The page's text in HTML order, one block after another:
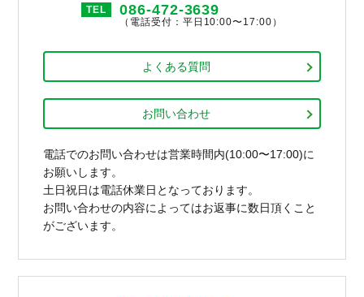
TEL 086-472-3639
（電話受付：平日10:00〜17:00）
よくある質問
お問い合わせ
電話でのお問い合わせは営業時間内(10:00〜17:00)に
お願いします。
土日祝日は電話休業日となっております。
お問い合わせの内容によってはお返事に数日頂くこと
がございます。